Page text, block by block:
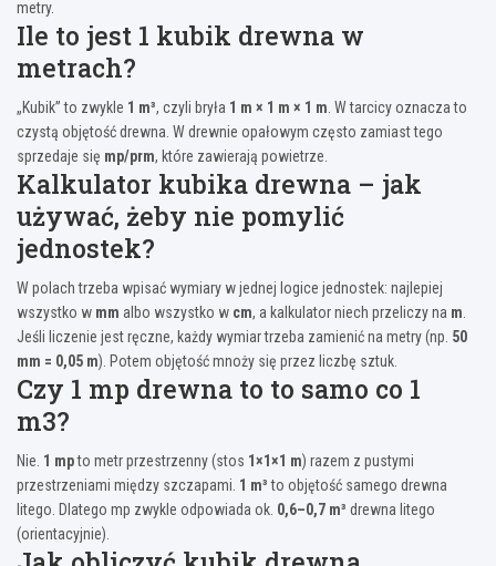
metry.
Ile to jest 1 kubik drewna w
metrach?
„Kubik” to zwykle 1 m³, czyli bryła 1 m × 1 m × 1 m . W tarcicy oznacza to
czystą objętość drewna. W drewnie opałowym często zamiast tego
sprzedaje się mp/prm, które zawierają powietrze.
Kalkulator kubika drewna – jak
używać, żeby nie pomylić
jednostek?
W polach trzeba wpisać wymiary w jednej logice jednostek: najlepiej
wszystko w mm albo wszystko w cm, a kalkulator niech przeliczy na m
Jeśli liczenie jest ręczne, każdy wymiar trzeba zamienić na metry (np. 50
mm = 0,05 m). Potem objętość mnoży się przez liczbę sztuk.
Czy 1 mp drewna to to samo co 1
m3?
Nie. 1 mpto metr przestrzenny (stos 1×1×1 m) razem z pustymi
przestrzeniami między szczapami. 1 m³to objętość samego drewna
litego. Dlatego mp zwykle odpowiada ok. 0,6–0,7 m³ drewna litego
(orientacyjnie).